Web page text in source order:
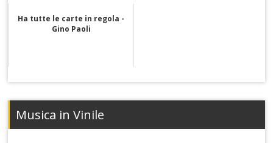
Ha tutte le carte in regola -
Gino Paoli
Musica in Vinile